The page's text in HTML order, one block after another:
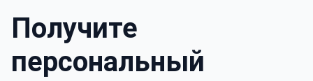
Получите
персональный